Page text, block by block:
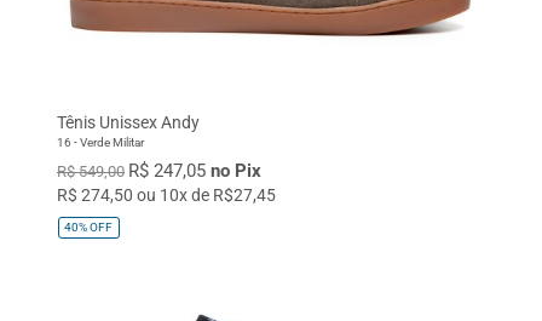
32 35 36
42 43 44
Tênis Unissex Andy
16 - Verde Militar
R$ 549,00 R$ 247,05 no Pix
R$ 274,50 ou 10x de R$27,45
40%OFF